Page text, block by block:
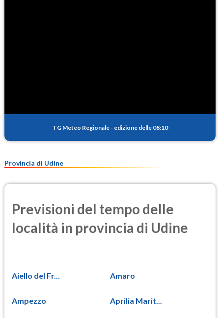
TG Meteo Regionale - edizione delle 08:10
Provincia di Udine
Previsioni del tempo delle
località in provincia di Udine
Aiello del Fr... Amaro
Ampezzo Aprilia Marit...